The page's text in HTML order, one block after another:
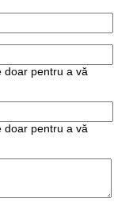
doar pentru a vă
doar pentru a vă